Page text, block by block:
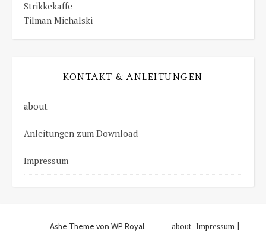
Strikkekaffe
Tilman Michalski
KONTAKT & ANLEITUNGEN
about
Anleitungen zum Download
Impressum
about Impressum
Ashe Theme von WP Royal.